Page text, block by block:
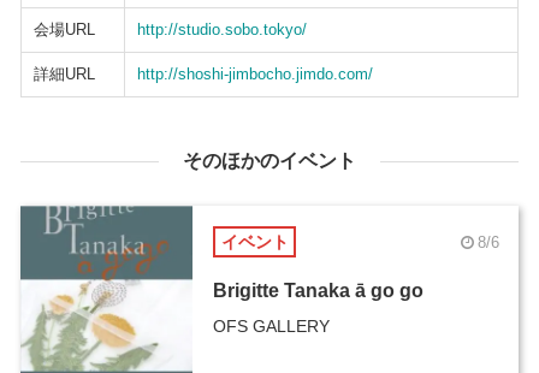
会場URL http://studio.sobo.tokyo/
詳細URL http://shoshi-jimbocho.jimdo.com/
そのほかのイベント
イベント 8/6
Brigitte Tanaka ā go go
OFS GALLERY